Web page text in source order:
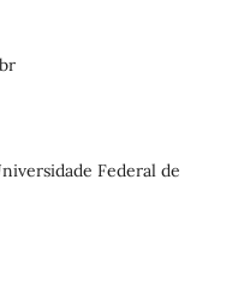
Federal de